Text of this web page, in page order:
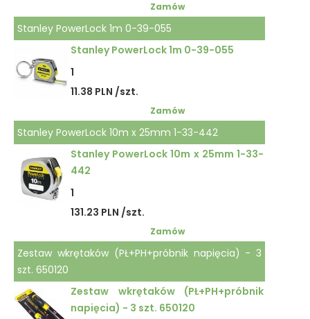
Zamów
Stanley PowerLock 1m 0-39-055
Stanley PowerLock 1m 0-39-055
1
11.38 PLN /szt.
Zamów
Stanley PowerLock 10m x 25mm 1-33-442
Stanley PowerLock 10m x 25mm 1-33-
442
1
131.23 PLN /szt.
Zamów
Zestaw wkrętaków (PŁ+PH+próbnik napięcia) - 3
szt. 650120
Zestaw wkrętaków (PŁ+PH+próbnik
napięcia) - 3 szt. 650120